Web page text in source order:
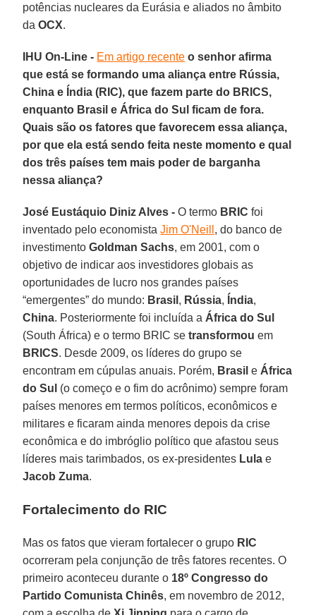
potências nucleares da Eurásia e aliados no âmbito
daOCX.
IHU On-Line - Em artigo recente o senhor afirma
que está se formando uma aliança entre Rússia,
China e Índia (RIC), que fazem parte do BRICS,
enquanto Brasil e África do Sul ficam de fora.
Quais são os fatores que favorecem essa aliança,
por que ela está sendo feita neste momento e qual
dos três países tem mais poder de barganha
nessa aliança?
José Eustáquio Diniz Alves - O termo BRIC foi
inventado pelo economistaJim O'Neill , do banco de
investimentoGoldman Sachs, em 2001, com o
objetivo de indicar aos investidores globais as
oportunidades de lucro nos grandes países
“emergentes” do mundo: Brasil , Rússia, Índia,
China. Posteriormente foi incluída a África do Sul
(South África) e o termo BRIC setransformou em
BRICS. Desde 2009, os líderes do grupo se
encontram em cúpulas anuais. Porém, Brasil e África
do Sul (o começo e o fim do acrônimo) sempre foram
países menores em termos políticos, econômicos e
militares e ficaram ainda menores depois da crise
econômica e do imbróglio político que afastou seus
líderes mais tarimbados, os ex-presidentes Lula e
Jacob Zuma.
Fortalecimento do RIC
Mas os fatos que vieram fortalecer o grupo RIC
ocorreram pela conjunção de três fatores recentes. O
primeiro aconteceu durante o 18º Congresso do
Partido Comunista Chinês, em novembro de 2012,